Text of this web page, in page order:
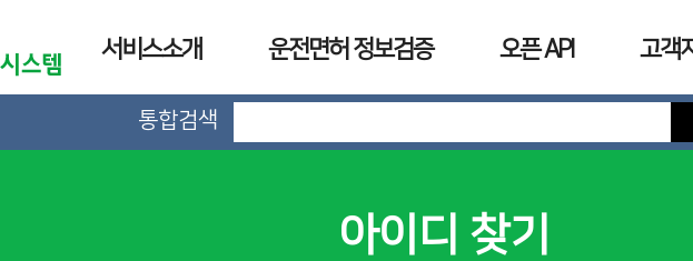
서비스소개 운전면허 정보검증 오픈 API 고객
통합검색
아이디 찾기